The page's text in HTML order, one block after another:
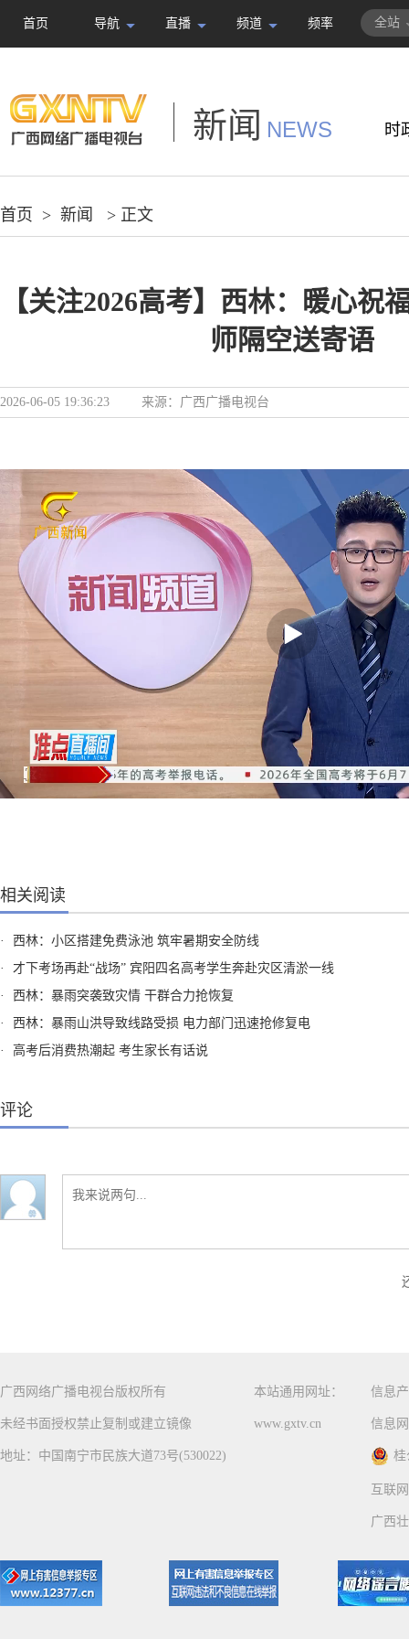
首页 导航 直播 频道 频率 全站
新闻 NEWS 时
首页 > 新闻 > 正文
【关注2026高考】西林：暖心祝
师隔空送寄语
2026-06-05 19:36:23 来源： 广西广播电视台
相关阅读
·
西林：小区搭建免费泳池 筑牢暑期安全防线
·
才下考场再赴“战场” 宾阳四名高考学生奔赴灾区清淤一线
·
西林：暴雨突袭致灾情 干群合力抢恢复
·
西林：暴雨山洪导致线路受损 电力部门迅速抢修复电
·
高考后消费热潮起 考生家长有话说
评论
广西网络广播电视台版权所有
未经书面授权禁止复制或建立镜像
地址：中国南宁市民族大道73号(530022)
本站通用网址：
www.gxtv.cn
信息
信息
桂
互联
广西